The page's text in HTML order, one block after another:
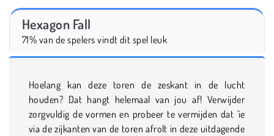
Hexagon Fall
71% van de spelers vindt dit spel leuk
Hoelang kan deze toren de zeskant in de lucht
houden? Dat hangt helemaal van jou af! Verwijder
zorgvuldig de vormen en probeer te vermijden dat 'ie
via de zijkanten van de toren afrolt in deze uitdagende